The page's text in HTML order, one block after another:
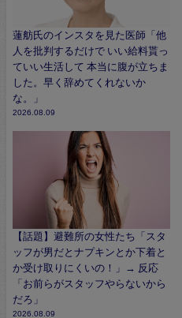
蓮舫氏のインスタを見た医師「他
人を批判するだけで いい給料貰っ
ていい生活して 本当に腹が立ちま
した。早く辞めてくれないか
な。」
2026.08.09
【話題】避難所の女性たち「スタ
ッフが男だとナプキンとか下着と
か受け取りにくいの！」→ 反応
「お前らがスタッフやらないから
だろ」
2026.08.09